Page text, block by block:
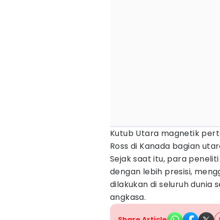
Kutub Utara magnetik
Ross di Kanada bagian
Sejak saat itu, para
dengan lebih presisi,
dilakukan di seluruh dunia
angkasa.